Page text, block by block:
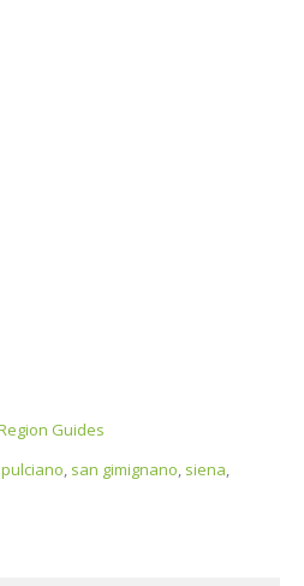
Guides
, san gimignano, siena,